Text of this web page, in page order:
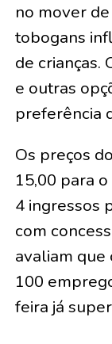
no mover
tobogans
de crianças.
e outras
preferência
Os preços
15,00 para
4 ingressos
com
avaliam que
100
feira já